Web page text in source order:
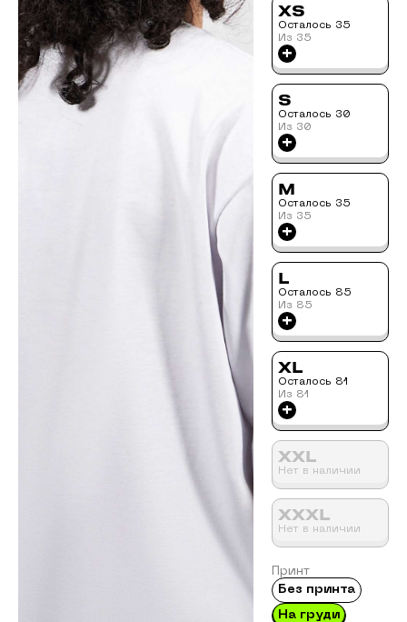
XS
Осталось 35
Из 35
+
S
Осталось 30
Из 30
+
M
Осталось 35
Из 35
+
L
Осталось 85
Из 85
+
XL
Осталось 81
Из 81
+
XXL
Нет в наличии
XXXL
Нет в наличии
Принт
Без принта
На груди